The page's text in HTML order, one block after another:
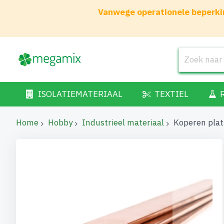
Vanwege operationele
ISOLATIEMATERIAAL TEXTIEL
Home Hobby Industrieel materiaal Koperen